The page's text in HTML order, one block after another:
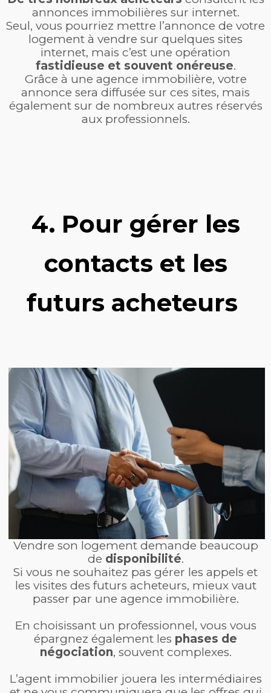
annonces immobilières sur internet.
Seul, vous pourriez mettre l’annonce de votre
logement à vendre sur quelques sites
internet, mais c’est une opération
fastidieuse et souvent onéreuse.
Grâce à une agence immobilière, votre
annonce sera diffusée sur ces sites, mais
également sur de nombreux autres réservés
aux professionnels.
4. Pour gérer les
contacts et les
futurs acheteurs
Vendre son logement demande beaucoup
de disponibilité.
Si vous ne souhaitez pas gérer les appels et
les visites des futurs acheteurs, mieux vaut
passer par une agence immobilière.
En choisissant un professionnel, vous vous
épargnez également les phases de
négociation, souvent complexes.
L’agent immobilier jouera les intermédiaires